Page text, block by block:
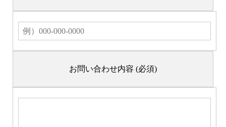
お問い合わせ内容(必須)